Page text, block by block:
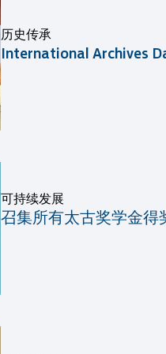
历史传承
International Archives
可持续发展
召集所有太古奖学金得